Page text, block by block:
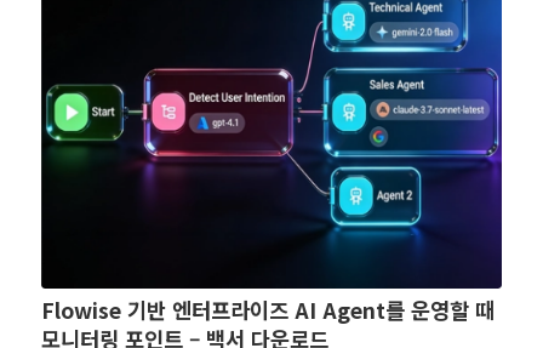
Flowise 기반 엔터프라이즈 AI Agent를 운영할 때
모니터링 포인트 – 백서 다운로드